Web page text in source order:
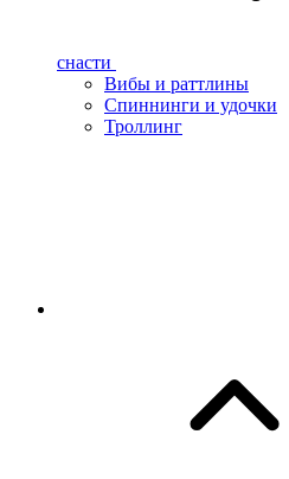
снасти
Вибы и раттлины
Спиннинги и удочки
Троллинг